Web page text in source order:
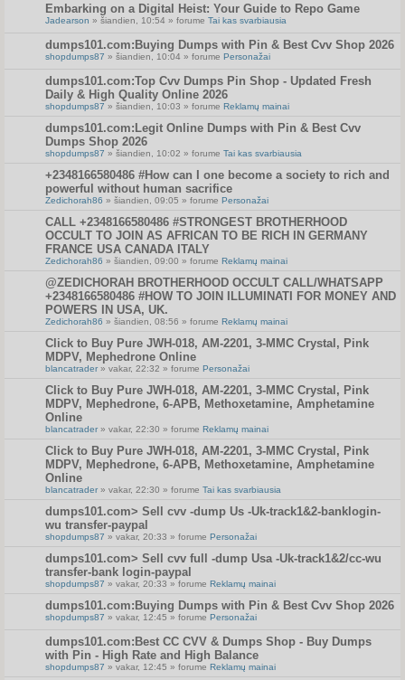
Embarking on a Digital Heist: Your Guide to Repo Game
Jadearson » šiandien, 10:54 » forume Tai kas svarbiausia
dumps101.com:Buying Dumps with Pin & Best Cvv Shop 2026
shopdumps87 » šiandien, 10:04 » forume Personažai
dumps101.com:Top Cvv Dumps Pin Shop - Updated Fresh
Daily & High Quality Online 2026
shopdumps87 » šiandien, 10:03 » forume Reklamų mainai
dumps101.com:Legit Online Dumps with Pin & Best Cvv
Dumps Shop 2026
shopdumps87 » šiandien, 10:02 » forume Tai kas svarbiausia
+2348166580486 #How can I one become a society to rich and
powerful without human sacrifice
Zedichorah86 » šiandien, 09:05 » forume Personažai
CALL +2348166580486 #STRONGEST BROTHERHOOD
OCCULT TO JOIN AS AFRICAN TO BE RICH IN GERMANY
FRANCE USA CANADA ITALY
Zedichorah86 » šiandien, 09:00 » forume Reklamų mainai
@ZEDICHORAH BROTHERHOOD OCCULT CALL/WHATSAPP
+2348166580486 #HOW TO JOIN ILLUMINATI FOR MONEY AND
POWERS IN USA, UK.
Zedichorah86 » šiandien, 08:56 » forume Reklamų mainai
Click to Buy Pure JWH-018, AM-2201, 3-MMC Crystal, Pink
MDPV, Mephedrone Online
blancatrader » vakar, 22:32 » forume Personažai
Click to Buy Pure JWH-018, AM-2201, 3-MMC Crystal, Pink
MDPV, Mephedrone, 6-APB, Methoxetamine, Amphetamine
Online
blancatrader » vakar, 22:30 » forume Reklamų mainai
Click to Buy Pure JWH-018, AM-2201, 3-MMC Crystal, Pink
MDPV, Mephedrone, 6-APB, Methoxetamine, Amphetamine
Online
blancatrader » vakar, 22:30 » forume Tai kas svarbiausia
dumps101.com> Sell cvv -dump Us -Uk-track1&2-banklogin-
wu transfer-paypal
shopdumps87 » vakar, 20:33 » forume Personažai
dumps101.com> Sell cvv full -dump Usa -Uk-track1&2/cc-wu
transfer-bank login-paypal
shopdumps87 » vakar, 20:33 » forume Reklamų mainai
dumps101.com:Buying Dumps with Pin & Best Cvv Shop 2026
shopdumps87 » vakar, 12:45 » forume Personažai
dumps101.com:Best CC CVV & Dumps Shop - Buy Dumps
with Pin - High Rate and High Balance
shopdumps87 » vakar, 12:45 » forume Reklamų mainai